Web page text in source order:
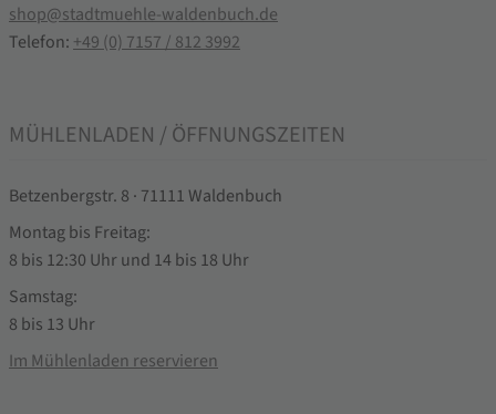
shop@stadtmuehle-waldenbuch.de
Telefon: +49 (0) 7157 / 812 3992
MÜHLENLADEN / ÖFFNUNGSZEITEN
Betzenbergstr. 8 · 71111 Waldenbuch
Montag bis Freitag:
8 bis 12:30 Uhr und 14 bis 18 Uhr
Samstag:
8 bis 13 Uhr
Im Mühlenladen reservieren